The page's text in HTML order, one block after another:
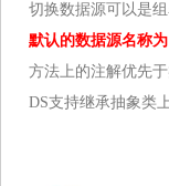
切换数据源可以是
默认的数据源名称
方法上的注解优先于
DS支持继承抽象类